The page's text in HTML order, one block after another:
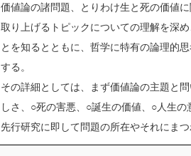
価値論の諸問題、とりわけ生と死の価値
取り上げるトピックについての理解を深
とを知るとともに、哲学に特有の論理的
する。
その詳細としては、まず価値論の主題と
しさ、○死の害悪、○誕生の価値、○人生
先行研究に即して問題の所在やそれにま